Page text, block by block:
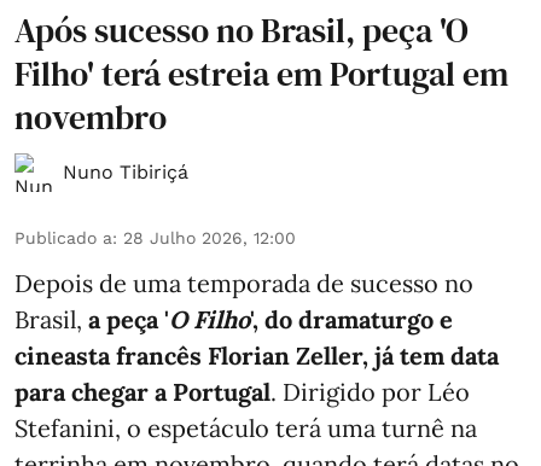
Após sucesso no Brasil, peça 'O
Filho' terá estreia em Portugal em
novembro
Nuno Tibiriçá
Publicado a: 28 Julho 2026, 12:00
Depois de uma temporada de sucesso no
Brasil, a peça 'O Filho', do dramaturgo e
cineasta francês Florian Zeller, já tem data
para chegar a Portugal. Dirigido por Léo
Stefanini, o espetáculo terá uma turnê na